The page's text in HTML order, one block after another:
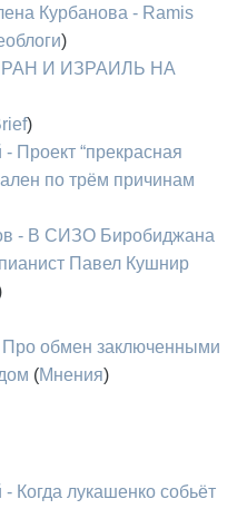
Курбанова - Ramis
)
И ИЗРАИЛЬ НА
)
Проект “прекрасная
по трём причинам
- В СИЗО Биробиджана
Павел Кушнир
обмен заключенными
(Мнения)
Когда лукашенко собьёт